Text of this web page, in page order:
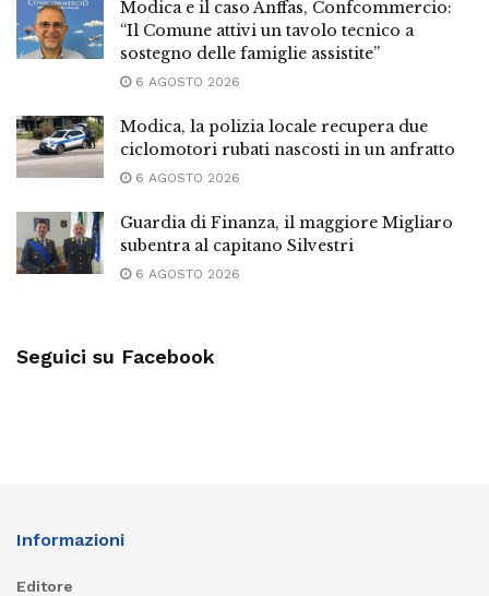
Modica e il caso Anffas, Confcommercio:
“Il Comune attivi un tavolo tecnico a
sostegno delle famiglie assistite”
6 AGOSTO 2026
Modica, la polizia locale recupera due
ciclomotori rubati nascosti in un anfratto
6 AGOSTO 2026
Guardia di Finanza, il maggiore Migliaro
subentra al capitano Silvestri
6 AGOSTO 2026
Seguici su Facebook
Informazioni
Editore